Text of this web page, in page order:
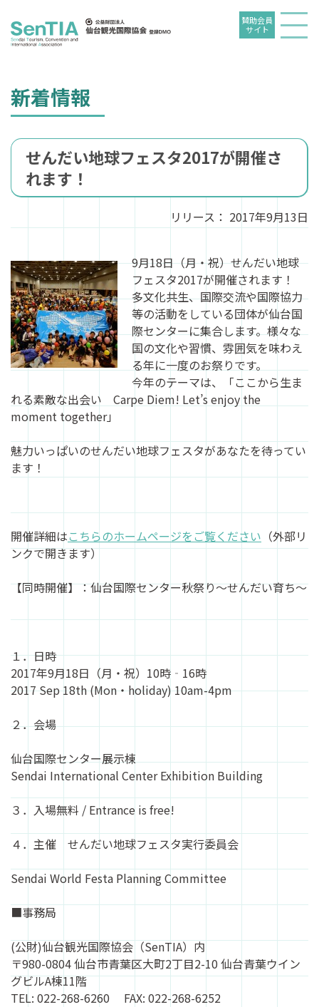
賛助会員
サイト
新着情報
せんだい地球フェスタ2017が開催さ
れます！
リリース： 2017年9月13日
9月18日（月・祝）せんだい地球
フェスタ2017が開催されます！
多文化共生、国際交流や国際協力
等の活動をしている団体が仙台国
際センターに集合します。様々な
国の文化や習慣、雰囲気を味わえ
る年に一度のお祭りです。
今年のテーマは、「ここから生ま
れる素敵な出会い Carpe Diem! Let’s enjoy the
moment together」
魅力いっぱいのせんだい地球フェスタがあなたを待ってい
ます！
開催詳細はこちらのホームページをご覧ください （外部リ
ンクで開きます）
【同時開催】：仙台国際センター秋祭り～せんだい育ち～
１．日時
2017年9月18日（月・祝）10時‐16時
2017 Sep 18th (Mon・holiday) 10am-4pm
２．会場
仙台国際センター展示棟
Sendai International Center Exhibition Building
３．入場無料 / Entrance is free!
４．主催 せんだい地球フェスタ実行委員会
Sendai World Festa Planning Committee
■事務局
(公財)仙台観光国際協会（SenTIA）内
〒980-0804 仙台市青葉区大町2丁目2-10 仙台青葉ウイン
グビルA棟11階
TEL: 022-268-6260 FAX: 022-268-6252